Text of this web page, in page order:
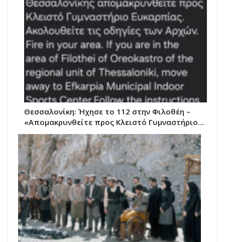
Θεσσαλονίκη: Ήχησε το 112 στην Φιλοθέη –
«Απομακρυνθείτε προς Κλειστό Γυμναστήριο…